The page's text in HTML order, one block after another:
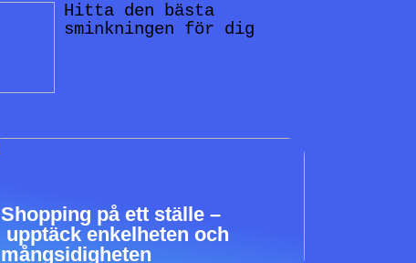
Hitta den bästa
sminkningen för dig
Shopping på ett ställe –
upptäck enkelheten och
mångsidigheten